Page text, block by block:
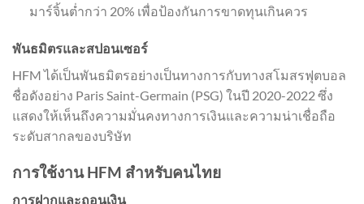
มาร์จิ้นต่ำกว่า 20% เพื่อป้องกันการขาดทุนเกินควร
พันธมิตรและสปอนเซอร์
HFM ได้เป็นพันธมิตรอย่างเป็นทางการกับทางสโมสรฟุตบอล
ชื่อดังอย่าง Paris Saint-Germain (PSG) ในปี 2020-2022 ซึ่ง
แสดงให้เห็นถึงความมั่นคงทางการเงินและความน่าเชื่อถือ
ระดับสากลของบริษัท
การใช้งาน HFM สำหรับคนไทย
การฝากและถอนเงิน